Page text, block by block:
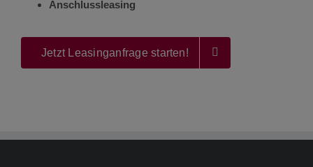
Anschlussleasing
Jetzt Leasinganfrage starten!